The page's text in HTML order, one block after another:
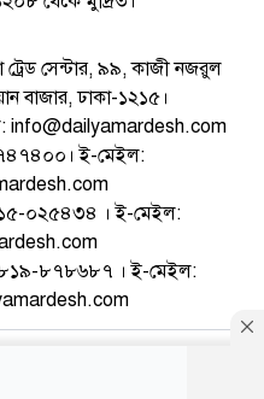
ট্রেড সেন্টার, ৯৯, কাজী নজরুল
বাজার, ঢাকা-১২১৫।
ই-মেইল:
০২৫৪৩৪ । ই-মেইল:
৮৭৮৬৮৭ । ই-মেইল: